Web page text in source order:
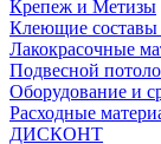
Крепеж и Метизы
Клеющие составы
Лакокрасочные
Подвесной
Оборудование и
Расходные
ДИСКОНТ